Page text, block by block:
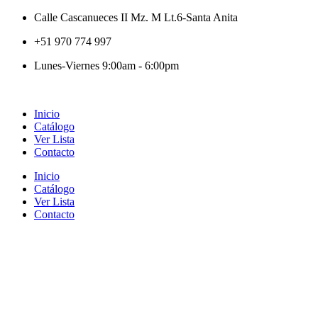
Calle Cascanueces II Mz. M Lt.6-Santa Anita
+51 970 774 997
Lunes-Viernes 9:00am - 6:00pm
Inicio
Catálogo
Ver Lista
Contacto
Inicio
Catálogo
Ver Lista
Contacto